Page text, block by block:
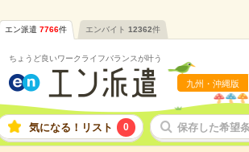
エン派遣 7766件 エンバイト 12362件
ちょうど良いワークライフバランスが叶う
九州・沖縄版
気になる！リスト 0 保存した希望